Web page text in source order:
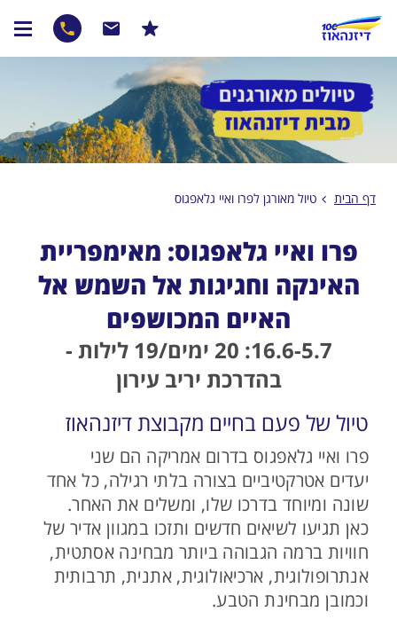
דף הבית טיול מאורגן לפרו ואיי גלאפגוס
פרו ואיי גלאפגוס: מאימפריית
האינקה וחגיגות אל השמש אל
האיים המכושפים
16.6-5.7: 20 ימים/19 לילות -
בהדרכת יריב עירון
טיול של פעם בחיים מקבוצת דיזנהאוז
פרו ואיי גלאפגוס בדרום אמריקה הם שני
יעדים אטרקטיביים בצורה בלתי רגילה, כל אחד
שונה ומיוחד בדרכו שלו, ומשלים את האחר.
כאן תגיעו לשיאים חדשים ותזכו במגוון אדיר של
חוויות ברמה הגבוהה ביותר מבחינה אסתטית,
אנתרופולוגית, ארכיאולוגית, אתנית, תרבותית
וכמובן מבחינת הטבע.